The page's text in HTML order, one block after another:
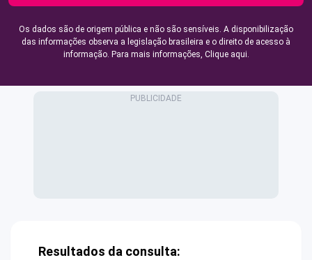
Os dados são de origem pública e não são sensíveis. A disponibilização
das informações observa a legislação brasileira e o direito de acesso à
informação. Para mais informações, Clique aqui.
Resultados da consulta: